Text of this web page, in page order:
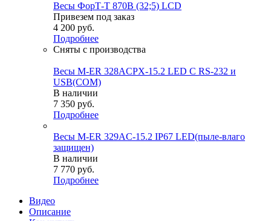
Весы ФорТ-Т 870B (32;5) LCD
Привезем под заказ
4 200 руб.
Подробнее
Сняты с производства
Весы M-ER 328ACPX-15.2 LED C RS-232 и
USB(COM)
В наличии
7 350 руб.
Подробнее
Весы M-ER 329AC-15.2 IP67 LED(пыле-влаго
защищен)
В наличии
7 770 руб.
Подробнее
Видео
Описание